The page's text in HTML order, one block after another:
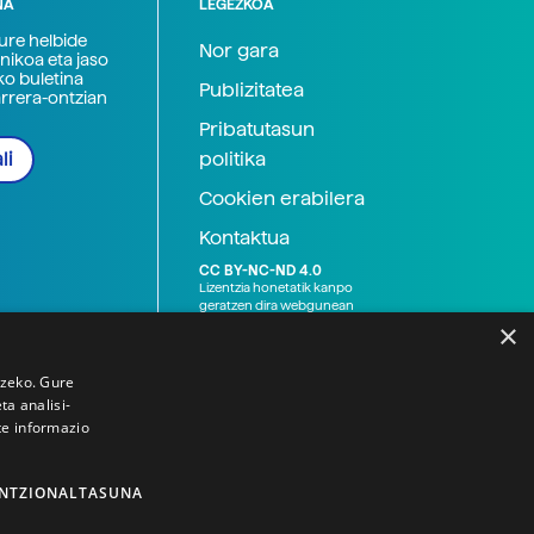
helbide
eta jaso
buletina
ontzian
LEGEZKOA
Nor gara
Publizitatea
Pribatutasun
politika
Cookien erabilera
Kontaktua
CC BY-NC-ND 4.0
Lizentzia honetatik kanpo
geratzen dira webgunean
×
Gure
analisi-
informazio